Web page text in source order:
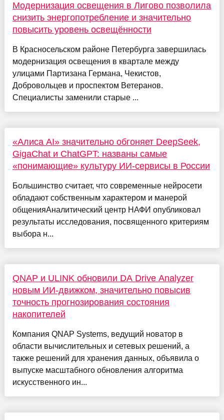
Модернизация освещения в Лигово позволила
снизить энергопотребление и значительно
повысить уровень освещённости
В Красносельском районе Петербурга завершилась
модернизация освещения в квартале между
улицами Партизана Германа, Чекистов,
Добровольцев и проспектом Ветеранов.
Специалисты заменили старые ...
«Алиса AI» значительно обгоняет DeepSeek,
GigaChat и ChatGPT: названы самые
«понимающие» культуру ИИ-сервисы в России
Большинство считает, что современные нейросети
обладают собственным характером и манерой
общенияАналитический центр НАФИ опубликовал
результаты исследования, посвященного критериям
выбора н...
QNAP и ULINK обновили DA Drive Analyzer
новым ИИ-движком, значительно повысив
точность прогнозирования состояния
накопителей
Компания QNAP Systems, ведущий новатор в
области вычислительных и сетевых решений, а
также решений для хранения данных, объявила о
выпуске масштабного обновления алгоритма
искусственного ин...